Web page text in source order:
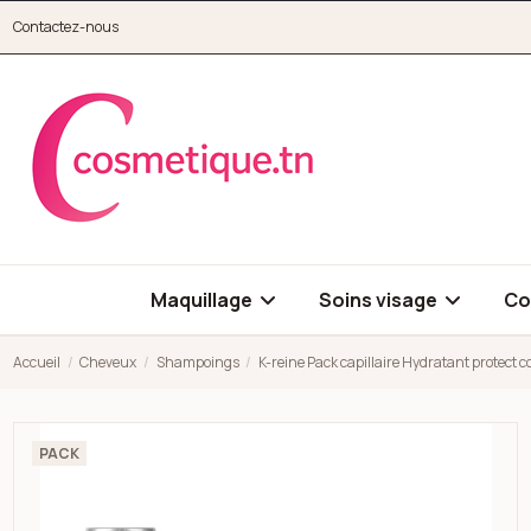
Contactez-nous
Maquillage Soins visage
Accueil Cheveux Shampoings K-reine Pack capillaire Hydratant protect
PACK